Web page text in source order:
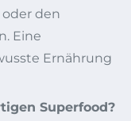
den
Eine
Ernährung
Superfood?